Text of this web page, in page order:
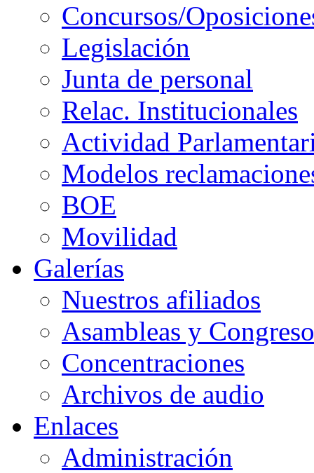
Concursos/
Legislación
Junta de personal
Relac. Institucionales
Actividad
Modelos
BOE
Movilidad
Galerías
Nuestros afiliados
Asambleas y
Concentraciones
Archivos de audio
Enlaces
Administración